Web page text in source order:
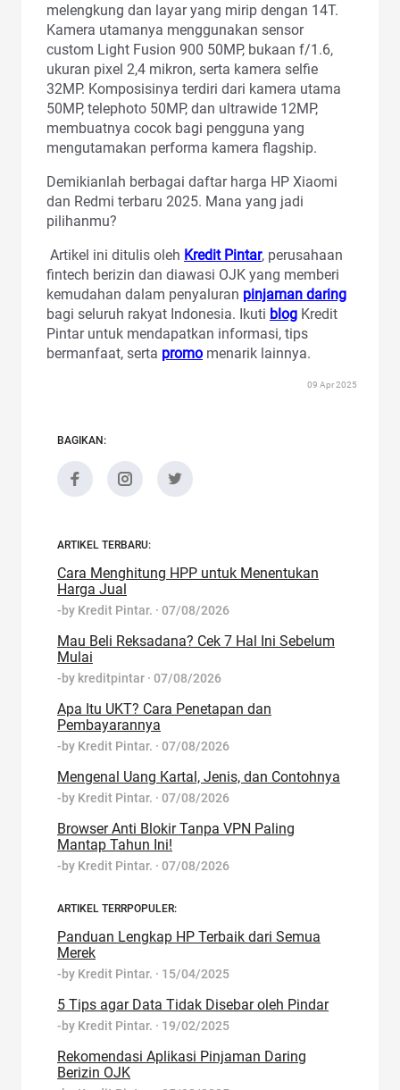
melengkung dan layar yang mirip dengan 14T.
Kamera utamanya menggunakan sensor
custom Light Fusion 900 50MP, bukaan f/1.6,
ukuran pixel 2,4 mikron, serta kamera selfie
32MP. Komposisinya terdiri dari kamera utama
50MP, telephoto 50MP, dan ultrawide 12MP,
membuatnya cocok bagi pengguna yang
mengutamakan performa kamera flagship.
Demikianlah berbagai daftar harga HP Xiaomi
dan Redmi terbaru 2025. Mana yang jadi
pilihanmu?
Artikel ini ditulis oleh Kredit Pintar, perusahaan
fintech berizin dan diawasi OJK yang memberi
kemudahan dalam penyaluran pinjaman daring
bagi seluruh rakyat Indonesia. Ikuti blog Kredit
Pintar untuk mendapatkan informasi, tips
bermanfaat, serta promo menarik lainnya.
09 Apr 2025
BAGIKAN:
ARTIKEL TERBARU:
Cara Menghitung HPP untuk Menentukan
Harga Jual
-by Kredit Pintar. · 07/08/2026
Mau Beli Reksadana? Cek 7 Hal Ini Sebelum
Mulai
-by kreditpintar · 07/08/2026
Apa Itu UKT? Cara Penetapan dan
Pembayarannya
-by Kredit Pintar. · 07/08/2026
Mengenal Uang Kartal, Jenis, dan Contohnya
-by Kredit Pintar. · 07/08/2026
Browser Anti Blokir Tanpa VPN Paling
Mantap Tahun Ini!
-by Kredit Pintar. · 07/08/2026
ARTIKEL TERRPOPULER:
Panduan Lengkap HP Terbaik dari Semua
Merek
-by Kredit Pintar. · 15/04/2025
5 Tips agar Data Tidak Disebar oleh Pindar
-by Kredit Pintar. · 19/02/2025
Rekomendasi Aplikasi Pinjaman Daring
Berizin OJK